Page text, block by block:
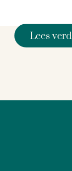
Lees